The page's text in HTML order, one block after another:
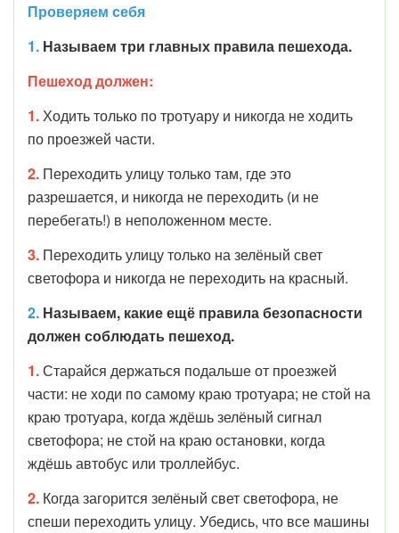
Проверяем себя
1. Называем три главных правила пешехода.
Пешеход должен:
1.Ходить только по тротуару и никогда не ходить
по проезжей части.
2. Переходить улицу только там, где это
разрешается, и никогда не переходить (и не
перебегать!) в неположенном месте.
3. Переходить улицу только на зелёный свет
светофора и никогда не переходить на красный.
2. Называем, какие ещё правила безопасности
должен соблюдать пешеход.
1.Старайся держаться подальше от проезжей
части: не ходи по самому краю тротуара; не стой на
краю тротуара, когда ждёшь зелёный сигнал
светофора; не стой на краю остановки, когда
ждёшь автобус или троллейбус.
2. Когда загорится зелёный свет светофора, не
спеши переходить улицу. Убедись, что все машины